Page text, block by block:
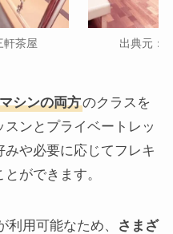
軒茶屋 出典元：
シンの両方のクラスを
ンとプライベートレッ
や必要に応じてフレキ
ができます。
利用可能なため、
さまざ